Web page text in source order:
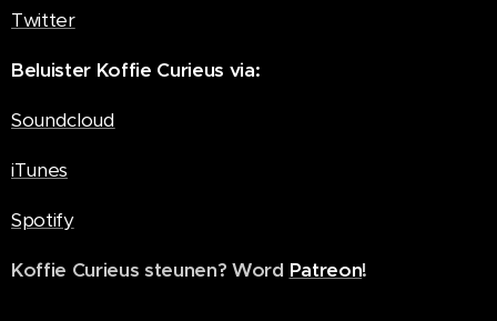
Twitter
Beluister Koffie Curieus via:
Soundcloud
iTunes
Spotify
Koffie Curieus steunen? Word Patreon!